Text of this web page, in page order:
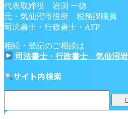
代表取締役 岩渕 一徳
元・気仙沼市役所 税務課職員
司法書士・行政書士・AFP
相続・登記のご相談は
司法書士・行政書士 気仙沼
サイト内検索